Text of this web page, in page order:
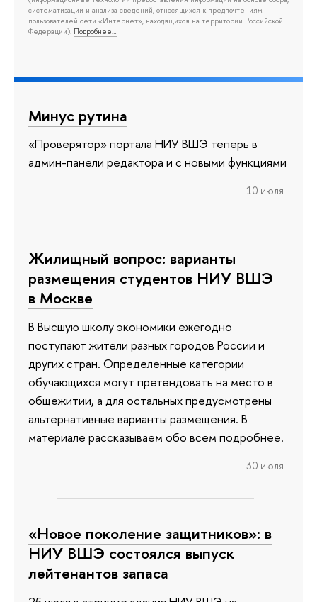
систематизации и анализа сведений, относящихся к предпочтениям
пользователей сети «Интернет», находящихся на территории Российской
Федерации). Подробнее…
Минус рутина
«Проверятор» портала НИУ ВШЭ теперь в
админ-панели редактора и с новыми функциями
10 июля
Жилищный вопрос: варианты
размещения студентов НИУ ВШЭ
в Москве
В Высшую школу экономики ежегодно
поступают жители разных городов России и
других стран. Определенные категории
обучающихся могут претендовать на место в
общежитии, а для остальных предусмотрены
альтернативные варианты размещения. В
материале рассказываем обо всем подробнее.
30 июля
«Новое поколение защитников»: в
НИУ ВШЭ состоялся выпуск
лейтенантов запаса